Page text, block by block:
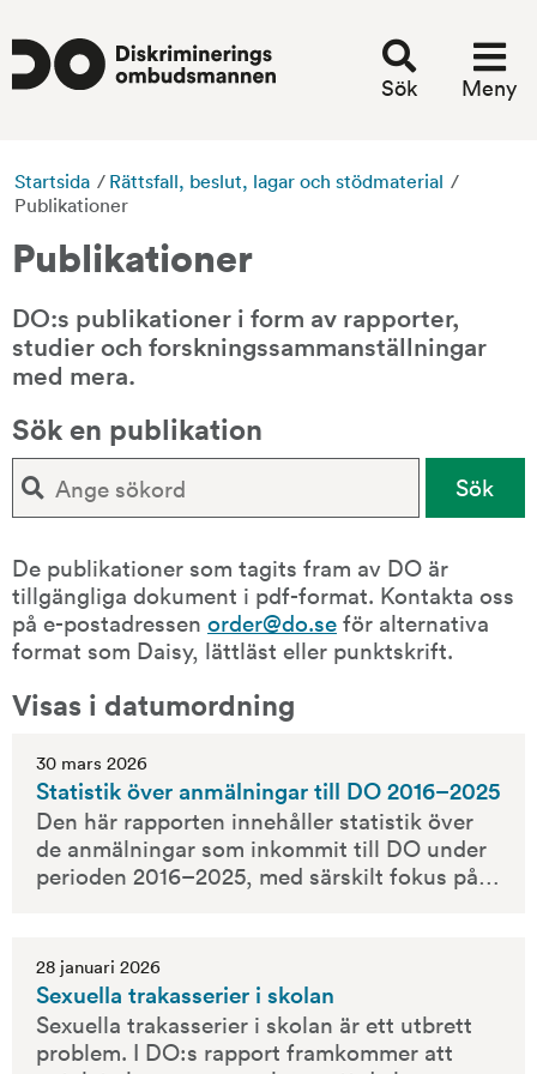
Sök Meny
Startsida / Rättsfall, beslut, lagar och stödmaterial /
Publikationer
Publikationer
DO:s publikationer i form av rapporter,
studier och forskningssammanställningar
med mera.
Sök en publikation
Sök. Sökförslagen presenteras under sökrutan
De publikationer som tagits fram av DO är
tillgängliga dokument i pdf-format. Kontakta oss
på e-postadressen order@do.se för alternativa
format som Daisy, lättläst eller punktskrift.
Visas i datumordning
Statistik över anmälningar till DO 2016–2025
30 mars 2026
Den här rapporten innehåller statistik över
de anmälningar som inkommit till DO under
perioden 2016–2025, med särskilt fokus på
en ökning med 32 procent från 2024. I
rapporten delas de inkomna anmälningarna
in i fyra huvudkategorier, Anmälan om
diskriminering, Anmälan om missgynnande
enligt någon av familjeledighetslagarna,
Sexuella trakasserier i skolan
28 januari 2026
Sexuella trakasserier i skolan är ett utbrett
problem. I DO:s rapport framkommer att